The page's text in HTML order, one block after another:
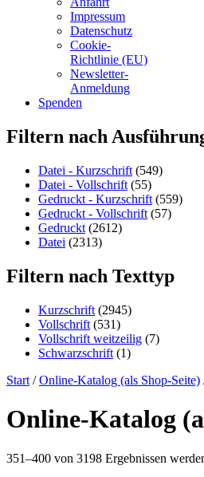
Impressum
Datenschutz
Cookie-
Richtlinie (EU)
Newsletter-
Anmeldung
Spenden
Skip
to
Filtern nach
Datei - Kurzschrift (549)
Datei - Vollschrift (55)
Gedruckt - Kurzschrift (559)
Gedruckt - Vollschrift (57)
Gedruckt (2612)
Datei (2313)
Filtern nach Texttyp
Kurzschrift (2945)
Vollschrift (531)
Vollschrift weitzeilig (7)
Schwarzschrift (1)
Start /Online-Katalog (als Shop-Seite)
Online-Katalog
351–400 von 3198 Ergebnissen